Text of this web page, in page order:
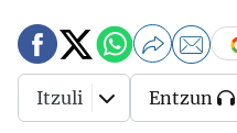
Itzuli Entzun